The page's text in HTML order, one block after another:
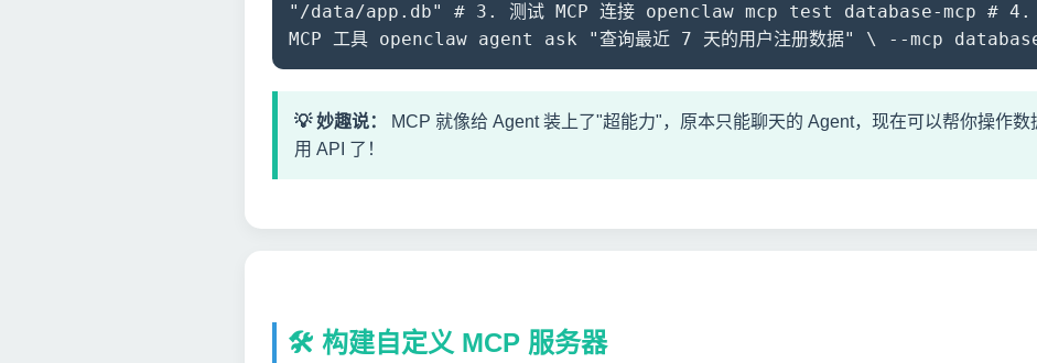
"/data/app.db" # 3. 测试 MCP 连接 openclaw mcp test database-mcp # 4.
MCP 工具 openclaw agent ask "查询最近 7 天的用户注册数据" \ --mcp
💡 妙趣说：
MCP 就像给 Agent 装上了"超能力"，原本只能聊天的 Agent，现在可以帮你操作数
用 API 了！
🛠️ 构建自定义 MCP 服务器